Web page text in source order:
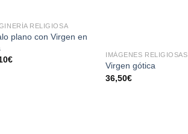
RELIGIOSA
plano con Virgen en
€
IMÁGENES RELIGIOSAS
Virgen gótica
36,50€